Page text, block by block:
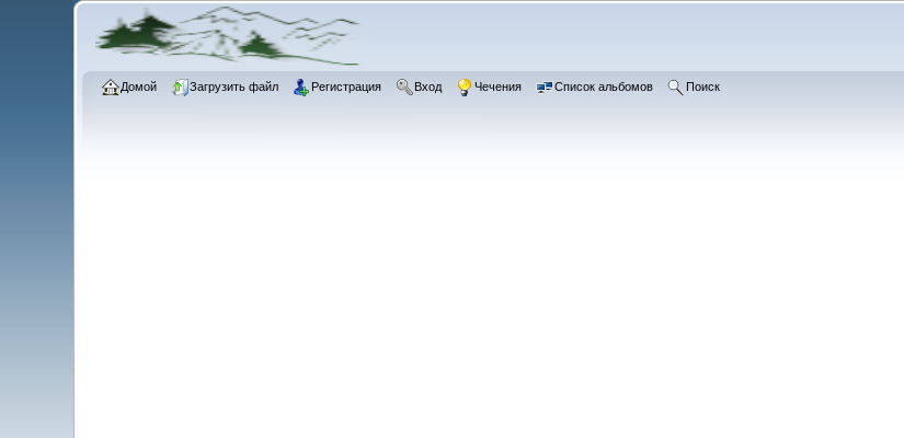
Домой Загрузить файл Регистрация Вход Чечения Список альбомов Поиск